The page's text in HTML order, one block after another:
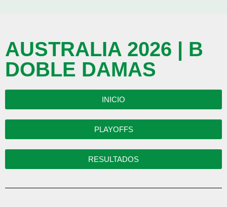
AUSTRALIA 2026 | B
DOBLE DAMAS
INICIO
PLAYOFFS
RESULTADOS